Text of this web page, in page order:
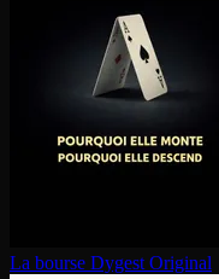
La bourse Dygest Original